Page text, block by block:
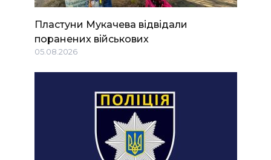
Пластуни Мукачева відвідали
поранених військових
05.08.2026